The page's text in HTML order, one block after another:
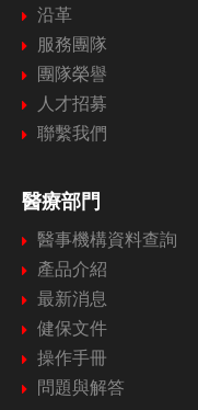
沿革
服務團隊
團隊榮譽
人才招募
聯繫我們
醫療部門
醫事機構資料查詢
產品介紹
最新消息
健保文件
操作手冊
問題與解答